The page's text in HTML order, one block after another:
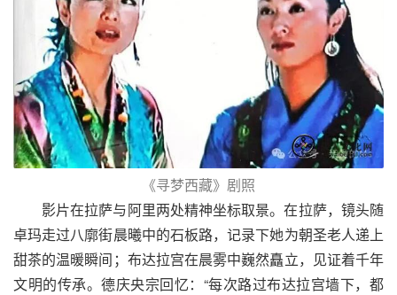
《寻梦西藏》剧照
影片在拉萨与阿里两处精神坐标取景。在拉萨，镜头随
卓玛走过八廓街晨曦中的石板路，记录下她为朝圣老人递上
甜茶的温暖瞬间；布达拉宫在晨雾中巍然矗立，见证着千年
文明的传承。德庆央宗回忆：“每次路过布达拉宫墙下，都